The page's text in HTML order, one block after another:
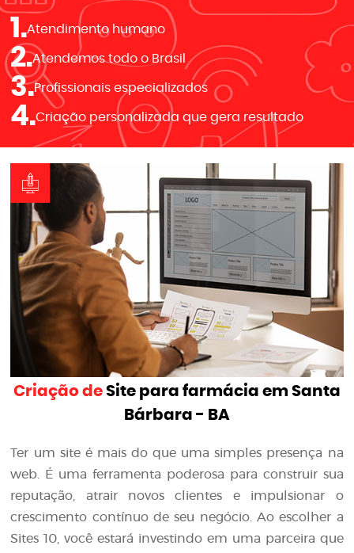
1.Atendimento humano
2.Atendemos todo o Brasil
3.Profissionais especializados
4.Criação personalizada que gera resultado
Criação deSite para farmácia em Santa
Bárbara - BA
Ter um site é mais do que uma simples presença na
web. É uma ferramenta poderosa para construir sua
reputação, atrair novos clientes e impulsionar o
crescimento contínuo de seu negócio. Ao escolher a
Sites 10, você estará investindo em uma parceira que